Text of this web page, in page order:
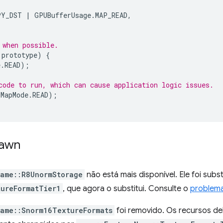
| GPUBufferUsage.MAP_READ,
possible.
prototype)
{
.READ);
to run, which can cause application logic issues.
.READ);
não está mais disponível. Ele foi
, que agora o substitui. Consulte o
foi removido. Os recursos